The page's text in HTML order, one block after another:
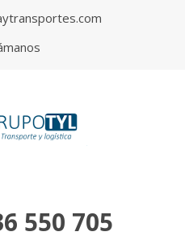
550 705